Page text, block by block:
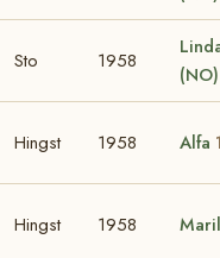
Sto 1958
Hingst 1958 Alfa
Hingst 1958